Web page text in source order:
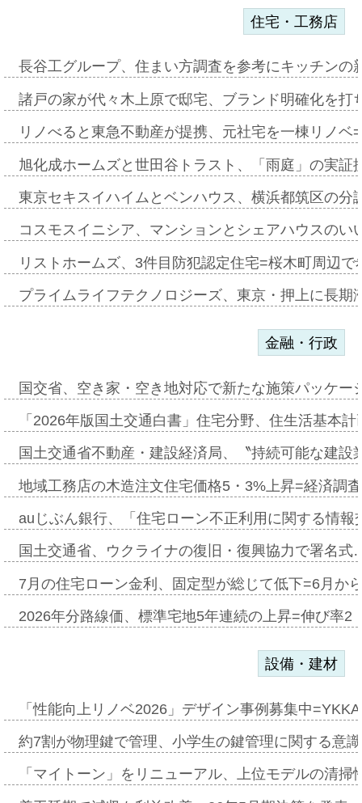
住宅・工務店
長谷工グループ、住まい方調査を参考にキッチン
諸戸の家が代々木上原で邸宅、ブランド明確化を
リノべると東急不動産が提携、元社宅を一棟リノ
旭化成ホームズと世田谷トラスト、「雨庭」の実
東京セキスイハイムとベンハウス、横浜都筑区の
コスモスイニシア、マンションとシェアハウスの
リストホームズ、3件目防犯認定住宅=桜木町周辺
プライムライフテクノロジーズ、東京・押上に長
金融・行政
国交省、空き家・空き地対応で新たな施策パッケ
「2026年版国土交通白書」住宅分野、住生活基本
国土交通省不動産・建設経済局、〝持続可能な建
地域工務店の木造注文住宅価格5・3%上昇=経済調
auじぶん銀行、「住宅ローン不正利用に関する情
国土交通省、ウクライナの復旧・復興協力で署名
7月の住宅ローン金利、固定型が総じて低下=6月か
2026年分路線価、標準宅地5年連続の上昇=伸び率
設備・建材
「性能向上リノベ2026」デザイン事例募集中
約7割が物理鍵で管理、小学生の鍵管理に関する意
「マイトーン」をリニューアル、上位モデルの清